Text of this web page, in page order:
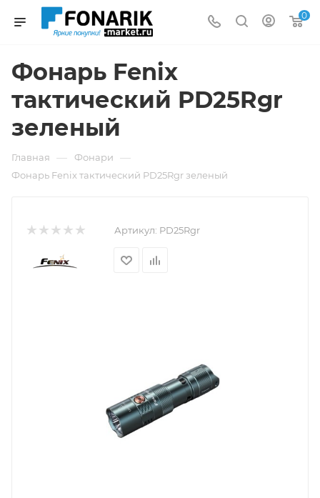
0
Фонарь Fenix
тактический PD25Rgr
зеленый
Главная — Фонари —
Фонарь Fenix тактический PD25Rgr зеленый
Артикул: PD25Rgr